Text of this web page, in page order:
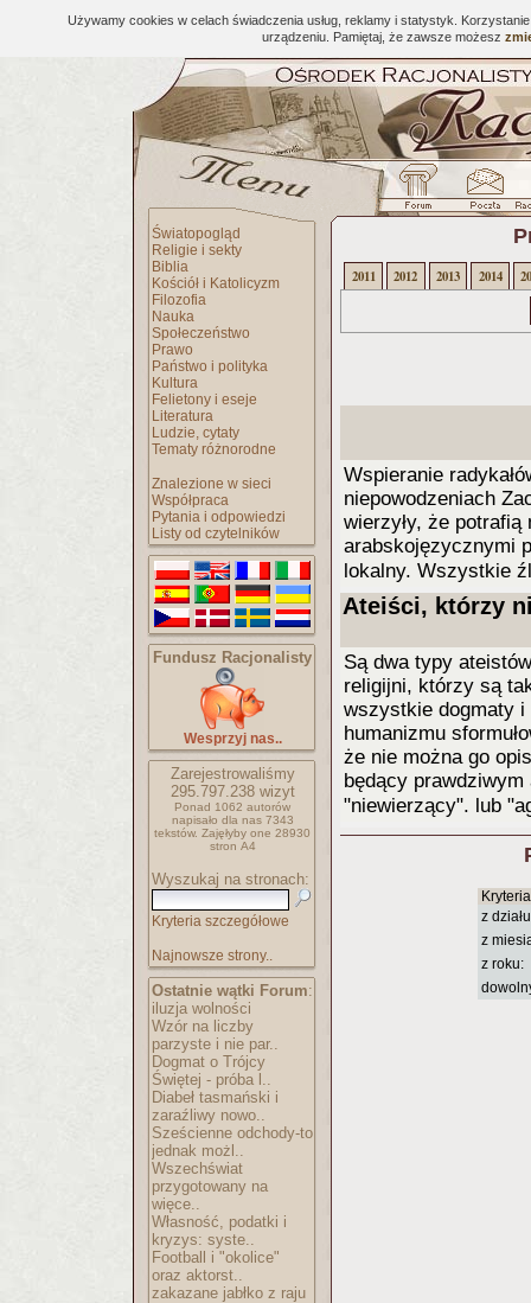
Używamy cookies w celach świadczenia usług, reklamy i statystyk.
urządzeniu. Pamiętaj, że zawsze możesz
Światopogląd
Religie i sekty
Biblia
Kościół i Katolicyzm
Filozofia
Nauka
Społeczeństwo
Prawo
Państwo i polityka
Kultura
Felietony i eseje
Literatura
Ludzie, cytaty
Tematy różnorodne
Znalezione w sieci
Współpraca
Pytania i odpowiedzi
Listy od czytelników
Fundusz Racjonalisty
Wesprzyj nas..
Zarejestrowaliśmy
295.797.238wizyt
Ponad 1062 autorów
napisało dla nas 7343
tekstów. Zajęłyby one 28930
stron A4
Wyszukaj na stronach:
Kryteria szczegółowe
Najnowsze strony..
Ostatnie wątki Forum:
iluzja wolności
Wzór na liczby
parzyste i nie par..
Dogmat o Trójcy
Świętej - próba l..
Diabeł tasmański i
zaraźliwy nowo..
Sześcienne odchody-to
jednak możl..
Wszechświat
przygotowany na
więce..
Własność, podatki i
kryzys: syste..
Football i "okolice"
oraz aktorst..
zakazane jabłko z raju
2011 2012 2013 2014
Wspieranie
niepowodzeniach
wierzyły, że
arabskojęzycznymi
lokalny. Wszystkie
Ateiści, którzy
Są dwa typy
religijni, którzy są
wszystkie dogmaty
humanizmu
że nie można go
będący
"niewierzący". lub
z
z
z roku: